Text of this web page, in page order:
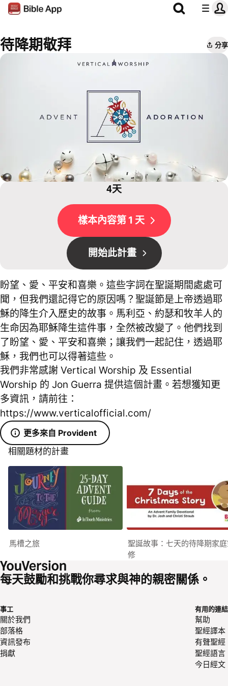
待降期敬拜 分享
4天
樣本內容第 1 天
開始此計畫
盼望、愛、平安和喜樂。這些字詞在聖誕期間處處可
聞，但我們還記得它的原因嗎？聖誕節是上帝透過耶
穌的降生介入歷史的故事。馬利亞、約瑟和牧羊人的
生命因為耶穌降生這件事，全然被改變了。他們找到
了盼望、愛、平安和喜樂；讓我們一起記住，透過耶
穌，我們也可以得著這些。
我們非常感謝 Vertical Worship 及 Essential
Worship 的 Jon Guerra 提供這個計畫。若想獲知更
多資訊，請前往：
https://www.verticalofficial.com/
更多來自 Provident
相關題材的計畫
馬槽之旅
聖誕故事：七天的待降期家
修
每天鼓勵和挑戰你尋求與神的親密關係。
事工
關於我們
部落格
資訊發布
捐獻
有用的連結
幫助
聖經譯本
有聲聖經
聖經語言
今日經文